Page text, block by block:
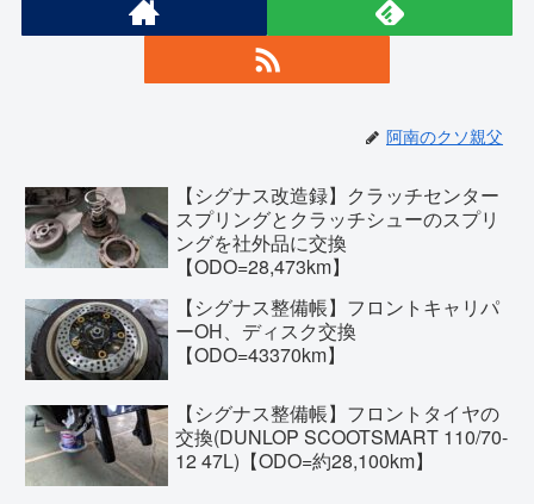
阿南のクソ親父
【シグナス改造録】クラッチセンター
スプリングとクラッチシューのスプリ
ングを社外品に交換
【ODO=28,473km】
【シグナス整備帳】フロントキャリパ
ーOH、ディスク交換
【ODO=43370km】
【シグナス整備帳】フロントタイヤの
交換(DUNLOP SCOOTSMART 110/70-
12 47L)【ODO=約28,100km】